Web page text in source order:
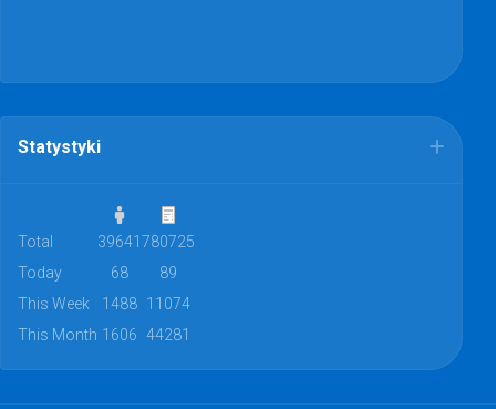
Statystyki
Total 39641 780725
Today
68
89
This Week
1488 11074
This Month 1606 44281